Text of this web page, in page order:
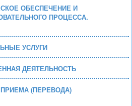
ОБЕСПЕЧЕНИЕ И
ПРОЦЕССА.
УСЛУГИ
ДЕЯТЕЛЬНОСТЬ
(ПЕРЕВОДА)